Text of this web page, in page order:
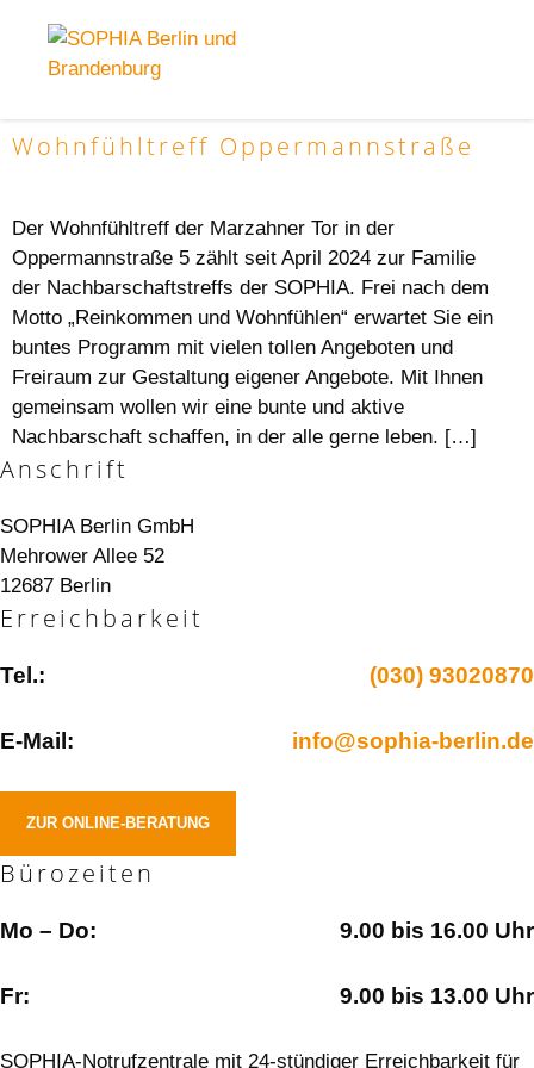
Wohnfühltreff Oppermannstraße
Der Wohnfühltreff der Marzahner Tor in der
Oppermannstraße 5 zählt seit April 2024 zur Familie
der Nachbarschaftstreffs der SOPHIA. Frei nach dem
Motto „Reinkommen und Wohnfühlen“ erwartet Sie ein
buntes Programm mit vielen tollen Angeboten und
Freiraum zur Gestaltung eigener Angebote. Mit Ihnen
gemeinsam wollen wir eine bunte und aktive
Nachbarschaft schaffen, in der alle gerne leben. […]
Anschrift
SOPHIA Berlin GmbH
Mehrower Allee 52
12687 Berlin
Erreichbarkeit
Tel.: (030) 93020870
E-Mail: info@sophia-berlin.de
ZUR ONLINE-BERATUNG
Bürozeiten
Mo – Do: 9.00 bis 16.00 Uhr
Fr: 9.00 bis 13.00 Uhr
SOPHIA-Notrufzentrale mit 24-stündiger Erreichbarkeit für